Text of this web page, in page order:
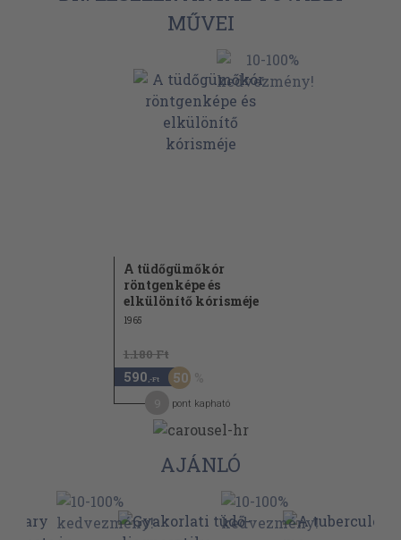
MŰVEI
A tüdőgümőkór
röntgenképe és
elkülönítő kórisméje
1965
1.180 Ft
590 ,-Ft 50
pont kapható
AJÁNLÓ